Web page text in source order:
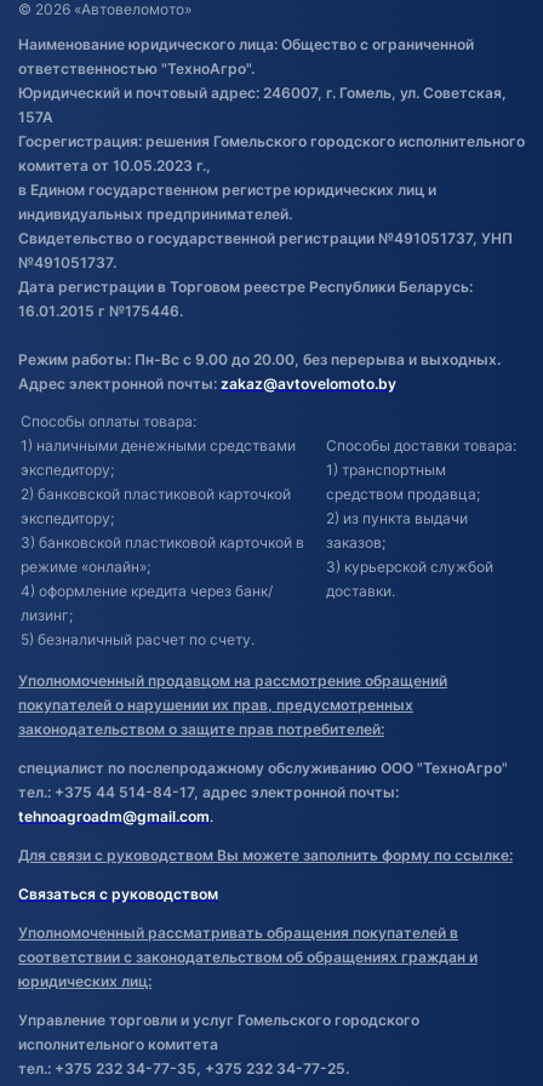
Обработка файлов cookie
Постановка транспорта на учет
Обновления в ЭПТС 2024
© 2026 «Автовеломото»
Наименование юридического лица: Общество с ограниченной
ответственностью "ТехноАгро".
Юридический и почтовый адрес: 246007, г. Гомель, ул. Советская,
157А
Госрегистрация: решения Гомельского городского исполнительного
комитета от 10.05.2023 г.,
в Едином государственном регистре юридических лиц и
индивидуальных предпринимателей.
Свидетельство о государственной регистрации №491051737, УНП
№491051737.
Дата регистрации в Торговом реестре Республики Беларусь:
16.01.2015 г №175446.
Режим работы: Пн-Вс с 9.00 до 20.00, без перерыва и выходных.
Адрес электронной почты: zakaz@avtovelomoto.by
Способы оплаты товара:
1) наличными денежными средствами
экспедитору;
2) банковской пластиковой карточкой
экспедитору;
3) банковской пластиковой карточкой в
режиме «онлайн»;
4) оформление кредита через банк/
лизинг;
5) безналичный расчет по счету.
Способы доставки товара:
1) транспортным
средством продавца;
2) из пункта выдачи
заказов;
3) курьерской службой
доставки.
Уполномоченный продавцом на рассмотрение обращений
покупателей о нарушении их прав, предусмотренных
законодательством о защите прав потребителей:
специалист по послепродажному обслуживанию ООО "ТехноАгро"
тел.: +375 44 514-84-17, адрес электронной почты:
tehnoagroadm@gmail.com.
Для связи с руководством Вы можете заполнить форму по ссылке:
Связаться с руководством
Уполномоченный рассматривать обращения покупателей в
соответствии с законодательством об обращениях граждан и
юридических лиц:
Управление торговли и услуг Гомельского городского
исполнительного комитета
тел.: +375 232 34-77-35, +375 232 34-77-25.